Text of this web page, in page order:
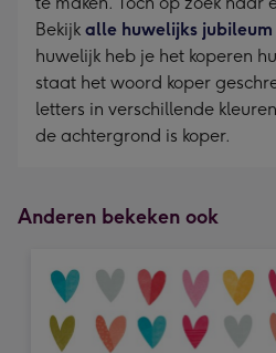
Bekijk alle huwelijks
huwelijk heb je het koperen
staat het woord koper
letters in verschillende
de achtergrond is koper.
Anderen bekeken ook